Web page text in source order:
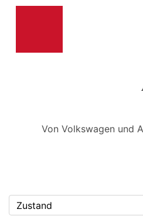
Von Volkswagen und
Zustand